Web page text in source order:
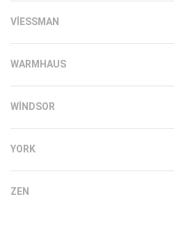
VIESSMAN
WARMHAUS
WINDSOR
YORK
ZEN